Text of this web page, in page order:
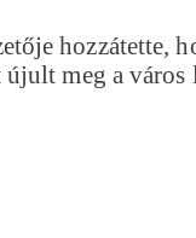
hozzátette,
meg a